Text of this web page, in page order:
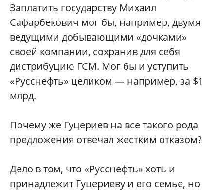
Заплатить государству Михаил
Сафарбекович мог бы, например, двумя
ведущими добывающими «дочками»
своей компании, сохранив для себя
дистрибуцию ГСМ. Мог бы и уступить
«Русснефть» целиком — например, за $1
млрд.
Почему же Гуцериев на все такого рода
предложения отвечал жестким отказом?
Дело в том, что «Русснефть» хоть и
принадлежит Гуцериеву и его семье, но